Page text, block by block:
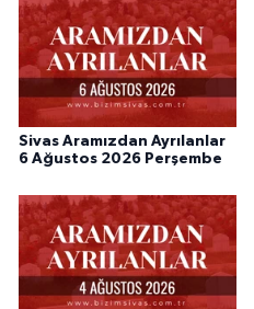
Sivas Aramızdan Ayrılanlar
6 Ağustos 2026 Perşembe